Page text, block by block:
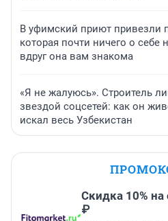
В уфимский приют привезли
которая почти ничего о себе
вдруг она вам знакома
«Я не жалуюсь». Строитель
звездой соцсетей: как он
искал весь Узбекистан
Скидка 10% на
₽